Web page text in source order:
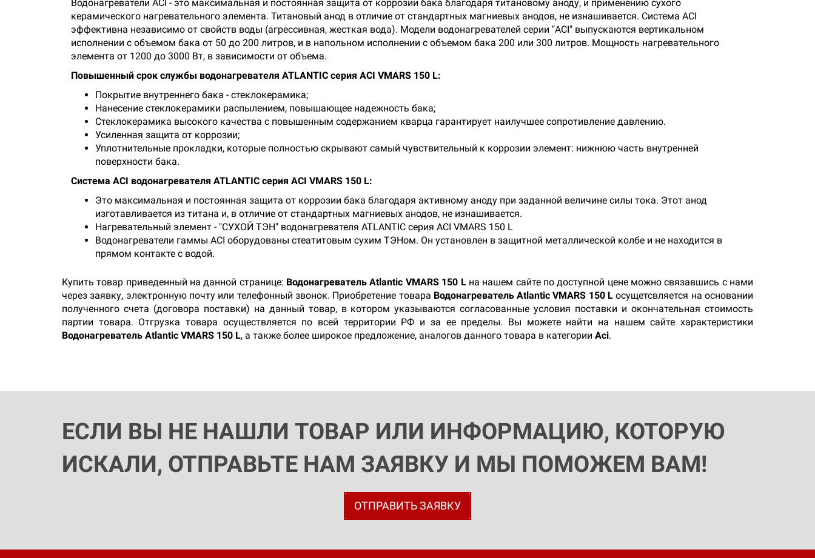
Водонагреватели ACI - это максимальная и постоянная защита от коррозии бака благодаря титановому аноду, и применению сухого
керамического нагревательного элемента. Титановый анод в отличие от стандартных магниевых анодов, не изнашивается. Система ACI
эффективна независимо от свойств воды (агрессивная, жесткая вода). Модели водонагревателей серии "ACI" выпускаются вертикальном
исполнении с объемом бака от 50 до 200 литров, и в напольном исполнении с объемом бака 200 или 300 литров. Мощность нагревательного
элемента от 1200 до 3000 Вт, в зависимости от объема.
Повышенный срок службы водонагревателя ATLANTIC серия ACI VMARS 150 L:
Покрытие внутреннего бака - стеклокерамика;
Нанесение стеклокерамики распылением, повышающее надежность бака;
Стеклокерамика высокого качества с повышенным содержанием кварца гарантирует наилучшее сопротивление давлению.
Усиленная защита от коррозии;
Уплотнительные прокладки, которые полностью скрывают самый чувствительный к коррозии элемент: нижнюю часть внутренней
поверхности бака.
Система ACI водонагревателя ATLANTIC серия ACI VMARS 150 L:
Это максимальная и постоянная защита от коррозии бака благодаря активному аноду при заданной величине силы тока. Этот анод
изготавливается из титана и, в отличие от стандартных магниевых анодов, не изнашивается.
Нагревательный элемент - "СУХОЙ ТЭН" водонагревателя ATLANTIC серия ACI VMARS 150 L
Водонагреватели гаммы ACI оборудованы стеатитовым сухим ТЭНом. Он установлен в защитной металлической колбе и не находится в
прямом контакте с водой.
Купить товар приведенный на данной странице: Водонагреватель Atlantic VMARS 150 Lна нашем сайте по доступной цене можно связавшись с нами
через заявку, электронную почту или телефонный звонок. Приобретение товара Водонагреватель Atlantic VMARS 150 Lосущетсвляется на основании
полученного счета (договора поставки) на данный товар, в котором указываются согласованные условия поставки и окончательная стоимость
партии товара. Отгрузка товара осуществляется по всей территории РФ и за ее пределы. Вы можете найти на нашем сайте характеристики
Водонагреватель Atlantic VMARS 150 L, а также более широкое предложение, аналогов данного товара в категории Aci.
ЕСЛИ ВЫ НЕ НАШЛИ ТОВАР ИЛИ ИНФОРМАЦИЮ, КОТОРУЮ
ИСКАЛИ, ОТПРАВЬТЕ НАМ ЗАЯВКУ И МЫ ПОМОЖЕМ ВАМ!
ОТПРАВИТЬ ЗАЯВКУ
Отправьте заявку и мы